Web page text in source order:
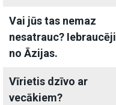
Vai jūs tas nemaz
nesatrauc? Iebraucēji
no Āzijas.
Vīrietis dzīvo ar
vecākiem?